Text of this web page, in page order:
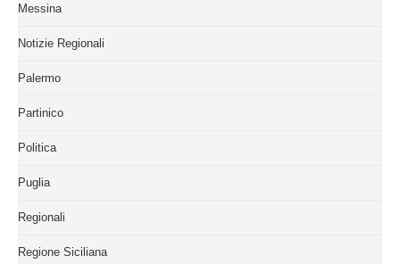
Messina
Notizie Regionali
Palermo
Partinico
Politica
Puglia
Regionali
Regione Siciliana